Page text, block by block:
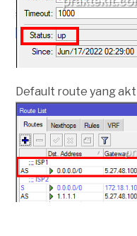
Default route yang